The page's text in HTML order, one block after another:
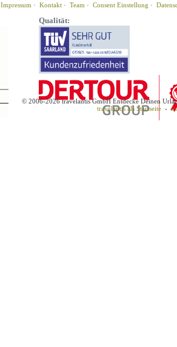
Impressum · Kontakt · Team · Consent Einstellung ·
Qualität:
© 2006-2026 travelantis GmbH Entdecke Deinen
travelantis als Startseite -